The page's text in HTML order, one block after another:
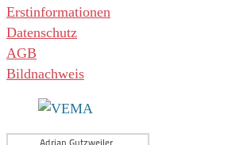
Erstinformationen
Datenschutz
AGB
Bildnachweis